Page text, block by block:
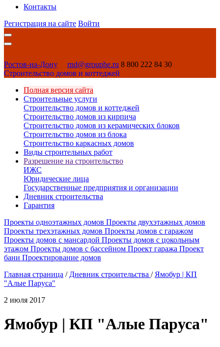
Контакты
Регистрация на сайте Войти
Ростов-на-Дону rnd@grouphe.ru 8 800 222 84 30
Строительство домов и коттеджей
Полная версия сайта
Строительные услуги
Строительство домов и коттеджей
Строительство домов из кирпича
Строительство домов из керамических блоков
Строительство домов из блока
Строительство каркасных домов
Виды строительных работ
Разрешение на строительство
ИЖС
Юридические лица
Государственные предприятия и организации
Дневник строительства
Гарантия
Проекты одноэтажных домов Проекты двухэтажных домов
Проекты трехэтажных домов Проекты домов с гаражом
Проекты домов с мансардой Проекты домов с цокольным
этажом Проекты домов с бассейном Проект гаража Проект
бани Проектирование домов
Главная страница / Дневник строительства / Ямобур | КП
"Алые Паруса"
2 июля 2017
Ямобур | КП "Алые Паруса"